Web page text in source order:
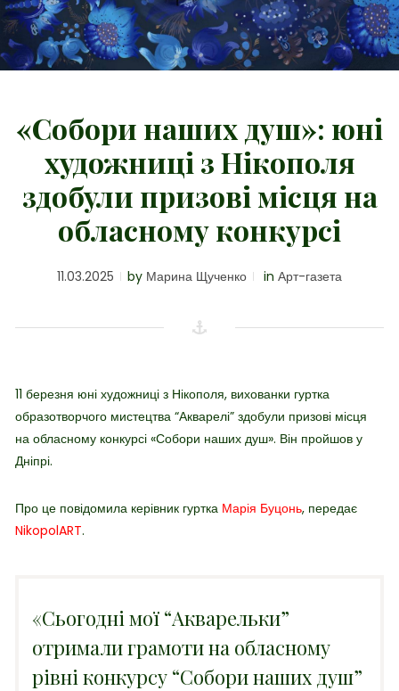
«Собори наших душ»: юні
художниці з Нікополя
здобули призові місця на
обласному конкурсі
11.03.2025 by Марина Щученко in Арт-газета
11 березня юні художниці з Нікополя, вихованки гуртка
образотворчого мистецтва “Акварелі” здобули призові місця
на обласному конкурсі «Собори наших душ». Він пройшов у
Дніпрі.
Про це повідомила керівник гуртка Марія Буцонь, передає
NikopolART.
«Сьогодні мої “Акварельки”
отримали грамоти на обласному
рівні конкурсу “Собори наших душ”